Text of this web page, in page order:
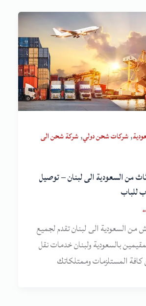
,شركات شحن دولي,شركة شحن الى
من السعودية الى لبنان – توصيل
للباب
السعودية الى لبنان تقدم لجميع
بالسعودية ولبنان خدمات نقل
المستلزمات وممتلكاتك